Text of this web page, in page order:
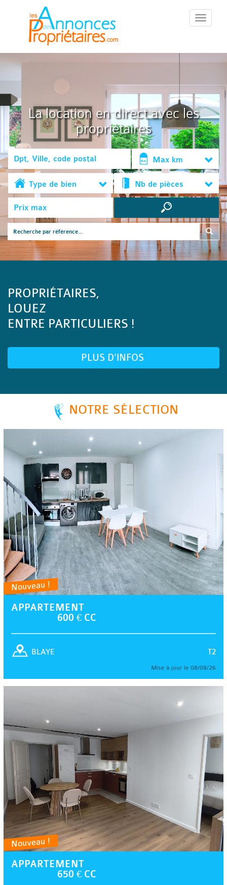
::Menu::
La location en direct avec les
propriétaires
Max km
Type de bien Nb de pièces
PROPRIÉTAIRES,
LOUEZ
ENTRE PARTICULIERS !
PLUS D'INFOS
NOTRE SÉLECTION
Nouveau !
APPARTEMENT
600 € CC
T2
BLAYE
Mise à jour le 08/08/26
Nouveau !
APPARTEMENT
650 € CC